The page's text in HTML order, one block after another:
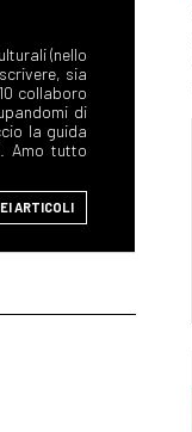
(nello
sia
collaboro
di
la guida
Amo tutto
ARTICOLI